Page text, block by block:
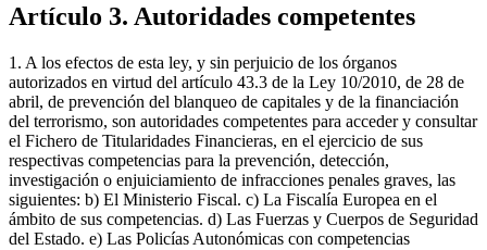
Artículo 3. Autoridades competentes
1. A los efectos de esta ley, y sin perjuicio de los órganos
autorizados en virtud del artículo 43.3 de la Ley 10/2010, de 28 de
abril, de prevención del blanqueo de capitales y de la financiación
del terrorismo, son autoridades competentes para acceder y consultar
el Fichero de Titularidades Financieras, en el ejercicio de sus
respectivas competencias para la prevención, detección,
investigación o enjuiciamiento de infracciones penales graves, las
siguientes: b) El Ministerio Fiscal. c) La Fiscalía Europea en el
ámbito de sus competencias. d) Las Fuerzas y Cuerpos de Seguridad
del Estado. e) Las Policías Autonómicas con competencias